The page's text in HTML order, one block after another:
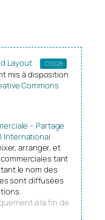
Layout CSS28
mis à disposition
Commons
– Partage
International
arranger, et
tant
le nom des
sont diffusées
à la fin de